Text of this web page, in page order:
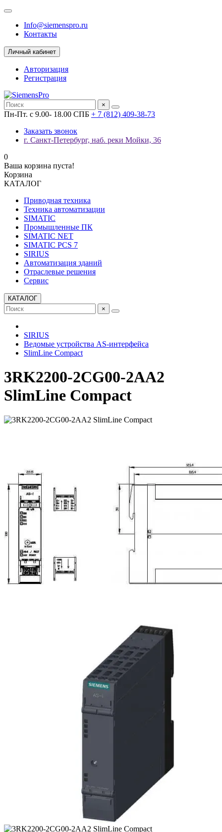
Info@siemenspro.ru
Контакты
Личный кабинет
Авторизация
Регистрация
×
Пн-Пт. с 9.00- 18.00 СПБ + 7 (812) 409-38-73
Заказать звонок
г. Санкт-Петербург, наб. реки Мойки, 36
0
Ваша корзина пуста!
Корзина
КАТАЛОГ
Приводная техника
Техника автоматизации
SIMATIC
Промышленные ПК
SIMATIC NET
SIMATIC PCS 7
SIRIUS
Автоматизация зданий
Отраслевые решения
Сервис
КАТАЛОГ
×
SIRIUS
Ведомые устройства AS-интерфейса
SlimLine Compact
3RK2200-2CG00-2AA2
SlimLine Compact